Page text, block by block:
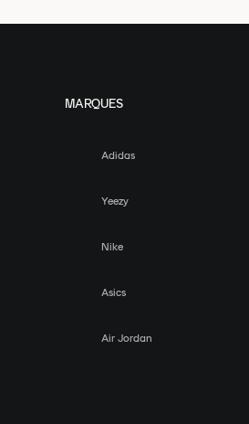
MARQUES
Adidas
Yeezy
Nike
Asics
Air Jordan